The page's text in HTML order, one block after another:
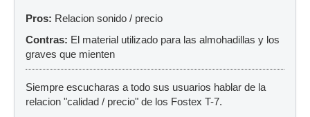
Pros: Relacion sonido / precio
Contras: El material utilizado para las almohadillas y los
graves que mienten
Siempre escucharas a todo sus usuarios hablar de la
relacion "calidad / precio" de los Fostex T-7.